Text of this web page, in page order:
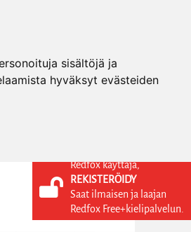
sisältöjä ja
hyväksyt evästeiden
KIRJAUDU SISÄÄN
REKISTERÖIDY
Redfox käyttäjä,
REKISTERÖIDY
Saat ilmaisen ja laajan
Redfox Free+kielipalvelun.